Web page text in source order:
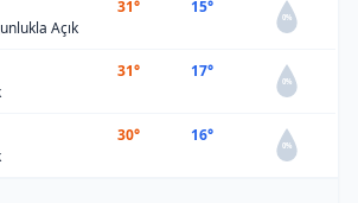
Açık
31° 15°
0%
31° 17°
0%
30° 16°
0%